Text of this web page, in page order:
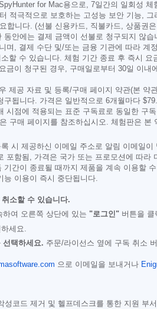
for Mac용으로, 7일간의 일회성
적극적으로 보호하는 고성능 보안 기능,
합니다. (선불 신용카드, 직불카드, 상품
안에는 결제 금액이 선불로 청구되지 않
며, 결제 수단 및/또는 금융 기관에 따라
할 수 있습니다. 체험 기간 종료 후 즉시
금이 청구된 경우, 구매일로부터 30일 이
제공 자료 및 등록/구매 페이지 약관(본
됩니다. 가격은 일반적으로 6개월마다
시점에 적용되는 표준 구독료로 동일한 구
구매 페이지를 참조하십시오. 체험판은 본
시 제공하신 이메일 주소로 알림 이메일
포함됨, 가격은 국가 또는 프로모션에 따
간이 종료될 때까지 제품을 계속 이용할
능 이용이 즉시 중단됩니다.
소할 수 있습니다.
하여 오른쪽 상단에 있는 "로그인" 버튼을 클
세요.
선택하세요. 주문/라이선스 옆에 구독 취소
으로 이메일을 보내거나
성코드 제거 및 헬프데스크를 통한 지원